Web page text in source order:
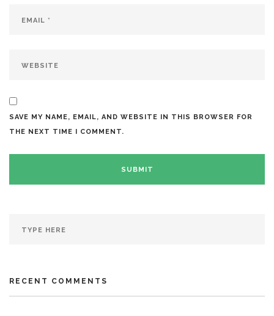
SAVE MY NAME, EMAIL, AND WEBSITE IN THIS BROWSER FOR
THE NEXT TIME I COMMENT.
RECENT COMMENTS